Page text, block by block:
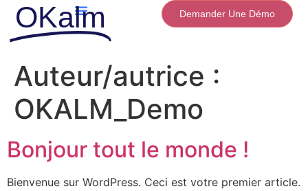
OKalm Demander Une Démo
Auteur/autrice :
OKALM_Demo
Bonjour tout le monde !
Bienvenue sur WordPress. Ceci est votre premier article.